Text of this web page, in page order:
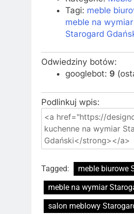
Tagi: meble
meble na
Starogard
Odwiedziny botów:
googlebot: 9
Podlinkuj wpis:
Tagged: meble biurowe
meble na wymiar
salon meblowy